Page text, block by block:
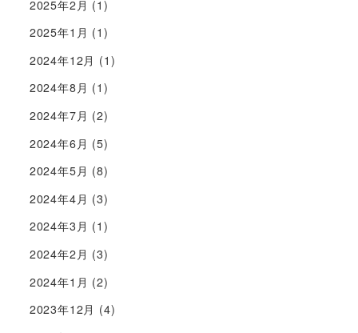
2025年2月 (1)
2025年1月 (1)
2024年12月 (1)
2024年8月 (1)
2024年7月 (2)
2024年6月 (5)
2024年5月 (8)
2024年4月 (3)
2024年3月 (1)
2024年2月 (3)
2024年1月 (2)
2023年12月 (4)